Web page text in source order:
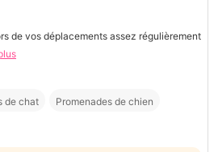
de vos déplacements assez régulièrement
de chat Promenades de chien